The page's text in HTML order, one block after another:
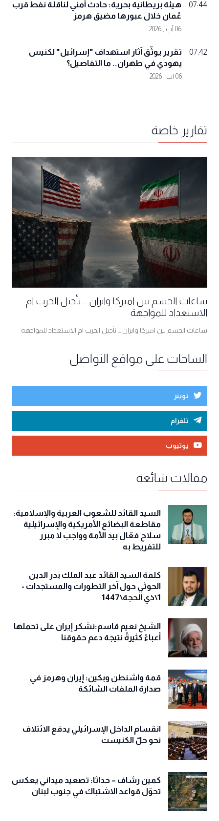
07:44
هيئة بريطانية بحرية: حادث أمني لناقلة نفط قرب
عُمان خلال عبورها مضيق هرمز
06 آب , 2026
07:42
تقرير يوثّق آثار استهداف "إسرائيل" لكنيس
يهودي في طهران.. ما التفاصيل؟
06 آب , 2026
تقارير خاصة
ساعات الحسم بين اميركا وايران ... تأجيل الحرب ام
الاستعداد للمواجهة
ساعات الحسم بين اميركا وايران ... تأجيل الحرب ام الاستعداد للمواجهة
الساحات على مواقع التواصل
توينر
تلغرام
يوتيوب
مقالات شائعة
السيد القائد للشعوب العربية والإسلامية:
مقاطعة البضائع الأمريكية والإسرائيلية
سلاح فعّال بيد الأمة وواجب لا مبرر
للتفريط به
كلمة السيد القائد عبد الملك بدر الدين
الحوثي حول آخر التطورات والمستجدات -
1\ذي الحجة\1447
الشيخ نعيم قاسم:نشكر إيران على تحملها
أعباءً كثيرةً نتيجة دعم حقوقنا
قمة واشنطن وبكين: إيران وهرمز في
صدارة الملفات الشائكة
انقسام الداخل الإسرائيلي يدفع الائتلاف
نحو حلّ الكنيست
كمين رشاف – حداثا: تصعيد ميداني يعكس
تحوّل قواعد الاشتباك في جنوب لبنان